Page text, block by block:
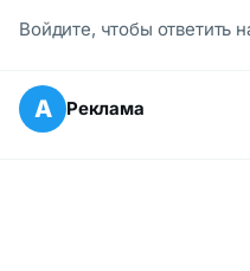
Войдите, чтобы ответить
А Реклама